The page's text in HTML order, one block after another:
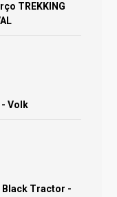
TREKKING
- Volk
Black Tractor -